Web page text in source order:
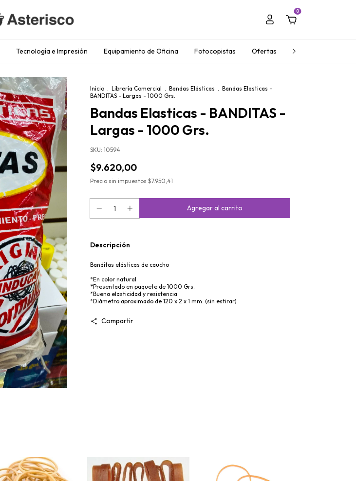
0
Tecnología e Impresión Equipamiento de Oficina Fotocopistas Ofertas Regalos
Inicio . Librería Comercial . Bandas Elásticas . Bandas Elasticas -
BANDITAS - Largas - 1000 Grs.
Bandas Elasticas - BANDITAS -
Largas - 1000 Grs.
SKU: 10594
$9.620,00
Precio sin impuestos $7.950,41
Descripción
Banditas elásticas de caucho
*En color natural
*Presentado en paquete de 1000 Grs.
*Buena elasticidad y resistencia
*Diámetro aproximado de 120 x 2 x 1 mm. (sin estirar)
Compartir